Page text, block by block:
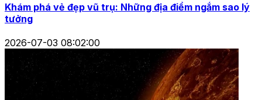
Khám phá vẻ đẹp vũ trụ: Những địa điểm ngắm sao lý
tưởng
2026-07-03 08:02:00